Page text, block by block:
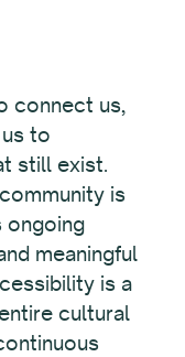
connect us,
to
still exist.
is
ongoing
meaningful
is a
cultural